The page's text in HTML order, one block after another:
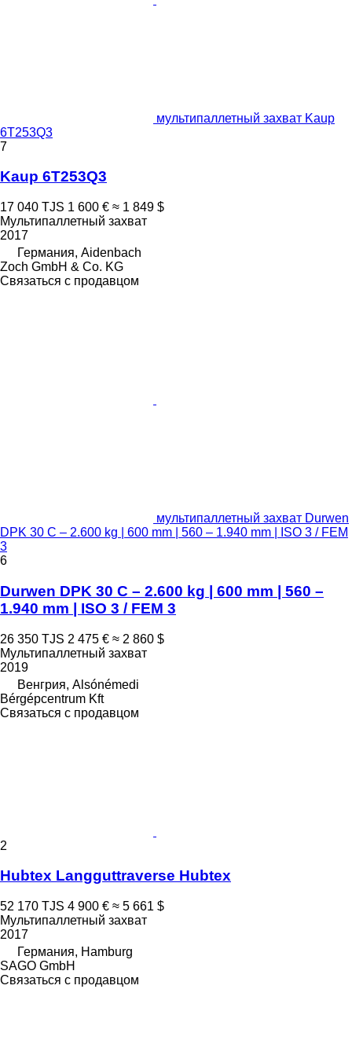
мультипаллетный захват Kaup
6T253Q3
7
Kaup 6T253Q3
17 040 TJS 1 600 € ≈ 1 849 $
Мультипаллетный захват
2017
Германия, Aidenbach
Zoch GmbH & Co. KG
Связаться с продавцом
мультипаллетный захват Durwen
DPK 30 C – 2.600 kg | 600 mm | 560 – 1.940 mm | ISO 3 / FEM
3
6
Durwen DPK 30 C – 2.600 kg | 600 mm | 560 –
1.940 mm | ISO 3 / FEM 3
26 350 TJS 2 475 € ≈ 2 860 $
Мультипаллетный захват
2019
Венгрия, Alsónémedi
Bérgépcentrum Kft
Связаться с продавцом
2
Hubtex Langguttraverse Hubtex
52 170 TJS 4 900 € ≈ 5 661 $
Мультипаллетный захват
2017
Германия, Hamburg
SAGO GmbH
Связаться с продавцом